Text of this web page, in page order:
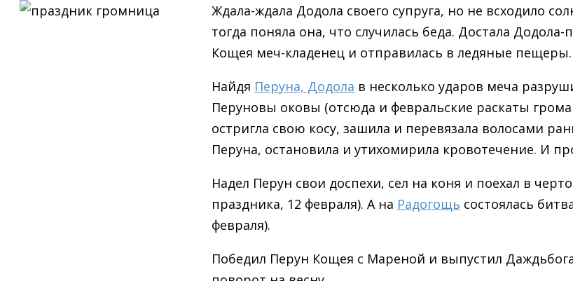
Ждала-ждала Додола своего супруга, но не всходило
тогда поняла она, что случилась беда. Достала
Кощея меч-кладенец и отправилась в ледяные пещеры.
Найдя Перуна, Додола в несколько ударов меча
Перуновы оковы (отсюда и февральские раскаты
остригла свою косу, зашила и перевязала волосами
Перуна, остановила и утихомирила кровотечение. И
Надел Перун свои доспехи, сел на коня и поехал в
праздника, 12 февраля). А на Радогощь состоялась
февраля).
Победил Перун Кощея с Мареной и выпустил